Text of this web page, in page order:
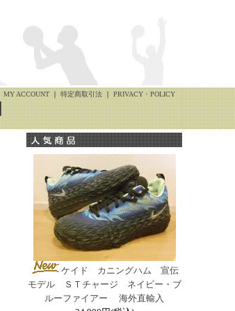
MY ACCOUNT｜特定商取引法｜PRIVACY・POLICY
ケイド カニングハム 宣伝
モデル ＳＴチャージ ネイビー・ブ
ルーファイアー 海外直輸入